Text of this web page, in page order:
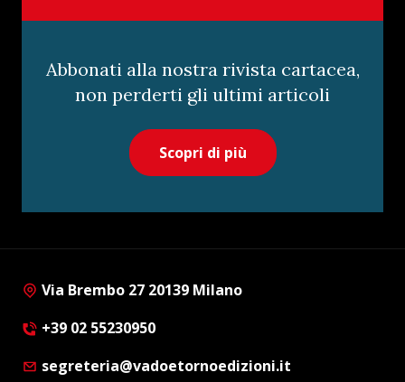
Abbonati alla nostra rivista cartacea,
non perderti gli ultimi articoli
Scopri di più
Via Brembo 27 20139 Milano
+39 02 55230950
segreteria@vadoetornoedizioni.it